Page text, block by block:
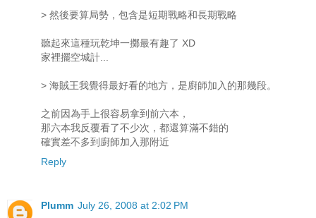
> 然後要算局勢，包含是短期戰略和長期戰略
聽起來這種玩乾坤一擲最有趣了 XD
家裡擺空城計...
> 海賊王我覺得最好看的地方，是廚師加入的那幾段。
之前因為手上很容易拿到前六本，
那六本我反覆看了不少次，都還算滿不錯的
確實差不多到廚師加入那附近
Reply
Plumm July 26, 2008 at 2:02 PM